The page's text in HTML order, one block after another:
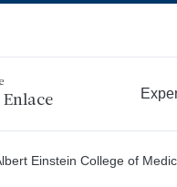
Einstein College of